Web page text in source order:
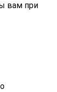
вам при